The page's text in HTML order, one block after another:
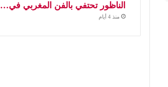
الناظور تحتفي بالفن المغربي في…
منذ 4 أيام